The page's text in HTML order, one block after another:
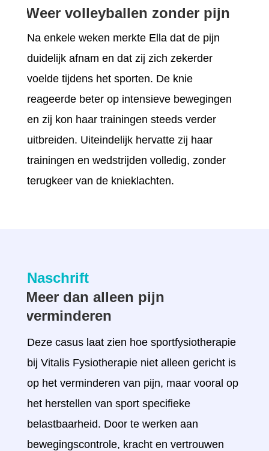
Weer volleyballen zonder pijn
Na enkele weken merkte Ella dat de pijn
duidelijk afnam en dat zij zich zekerder
voelde tijdens het sporten. De knie
reageerde beter op intensieve bewegingen
en zij kon haar trainingen steeds verder
uitbreiden. Uiteindelijk hervatte zij haar
trainingen en wedstrijden volledig, zonder
terugkeer van de knieklachten.
Naschrift
Meer dan alleen pijn
verminderen
Deze casus laat zien hoe sportfysiotherapie
bij Vitalis Fysiotherapie niet alleen gericht is
op het verminderen van pijn, maar vooral op
het herstellen van sport specifieke
belastbaarheid. Door te werken aan
bewegingscontrole, kracht en vertrouwen